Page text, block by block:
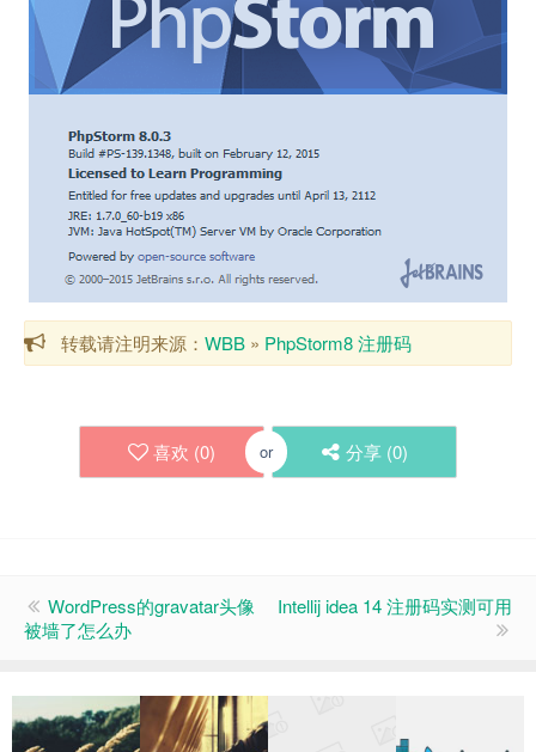
转载请注明来源： WBB » PhpStorm8 注册码
喜欢 (0) or 分享 (0)
WordPress的gravatar头像
被墙了怎么办
Intellij idea 14 注册码实测可用